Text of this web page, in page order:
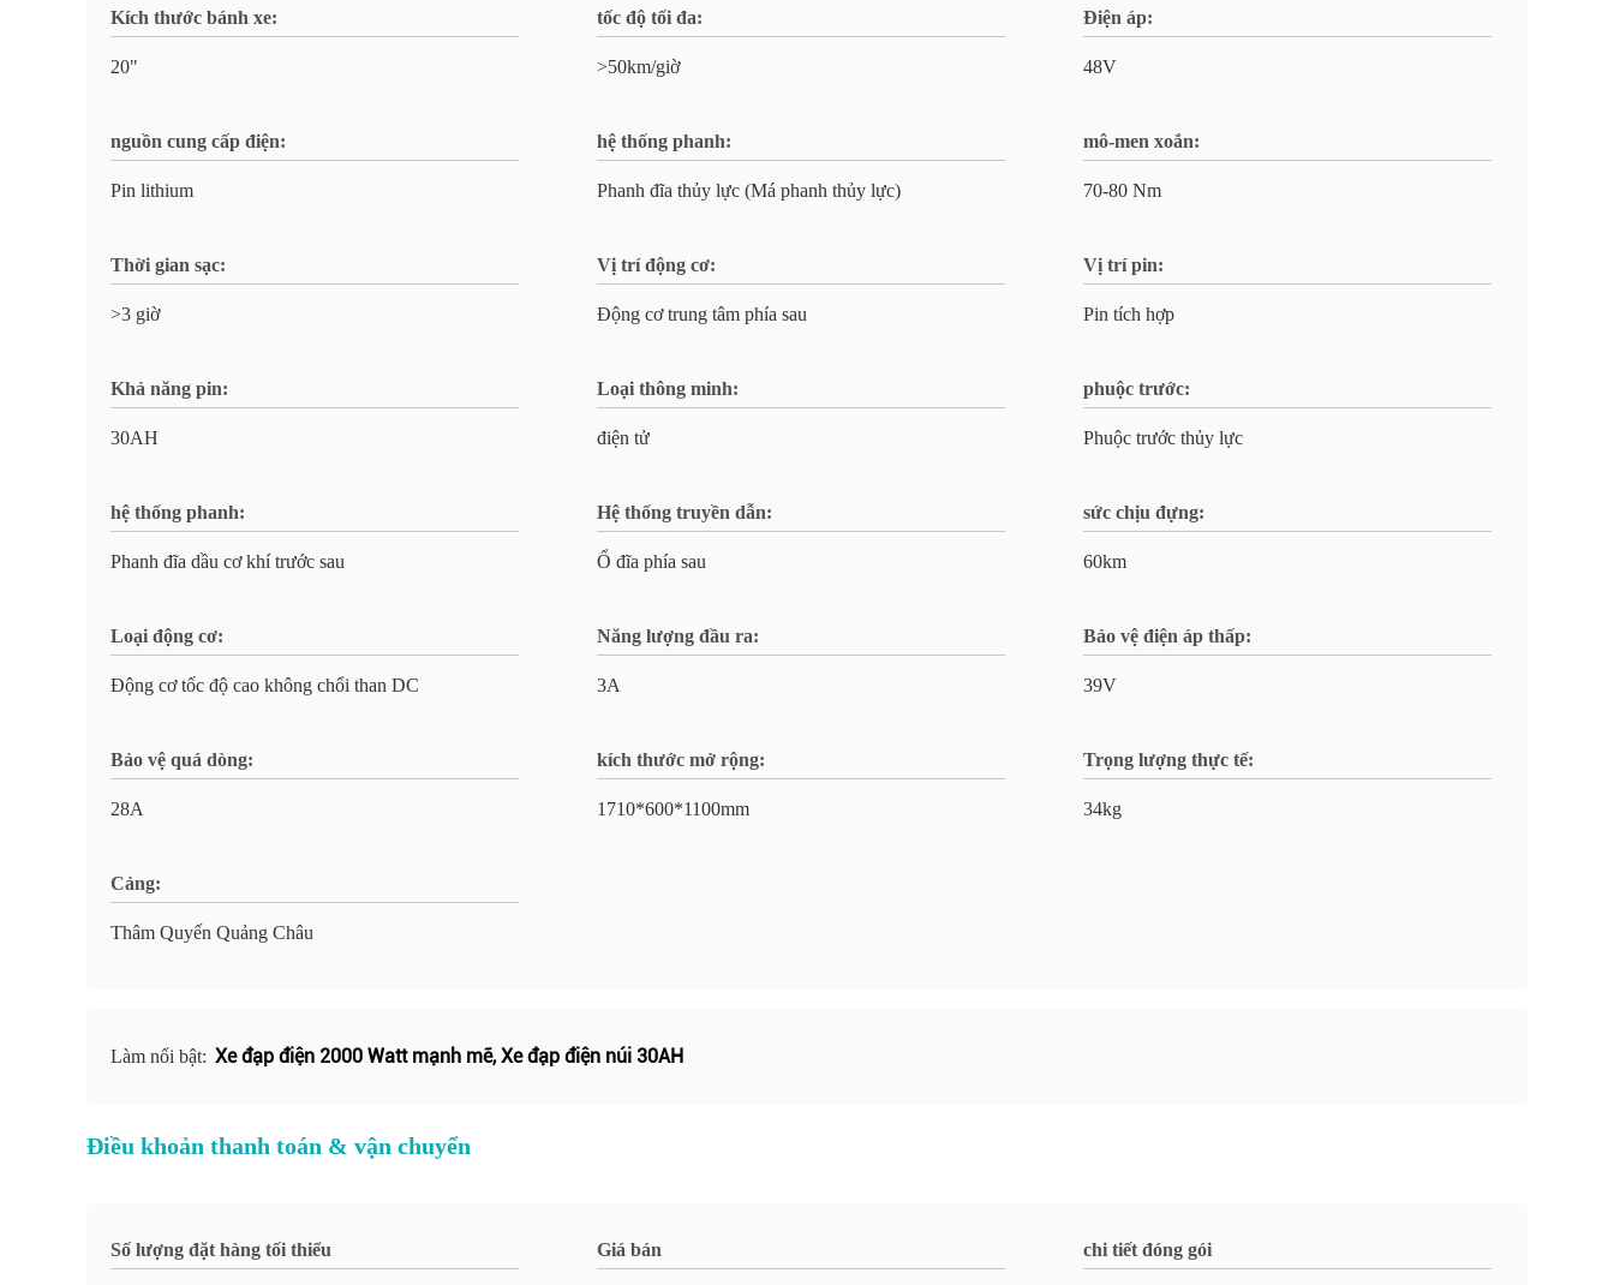
Kích thước bánh xe:
20"
tốc độ tối đa:
>50km/giờ
Điện áp:
48V
nguồn cung cấp điện:
Pin lithium
hệ thống phanh:
Phanh đĩa thủy lực (Má phanh thủy lực)
mô-men xoắn:
70-80 Nm
Thời gian sạc:
>3 giờ
Vị trí động cơ:
Động cơ trung tâm phía sau
Vị trí pin:
Pin tích hợp
Khả năng pin:
30AH
Loại thông minh:
điện tử
phuộc trước:
Phuộc trước thủy lực
hệ thống phanh:
Phanh đĩa dầu cơ khí trước sau
Hệ thống truyền dẫn:
Ổ đĩa phía sau
sức chịu đựng:
60km
Loại động cơ:
Động cơ tốc độ cao không chổi than DC
Năng lượng đầu ra:
3A
Bảo vệ điện áp thấp:
39V
Bảo vệ quá dòng:
28A
kích thước mở rộng:
1710*600*1100mm
Trọng lượng thực tế:
34kg
Cảng:
Thâm Quyến Quảng Châu
Làm nổi bật: Xe đạp điện 2000 Watt mạnh mẽ,Xe đạp điện núi 30AH
Điều khoản thanh toán & vận chuyển
Số lượng đặt hàng tối thiểu Giá bán chi tiết đóng gói